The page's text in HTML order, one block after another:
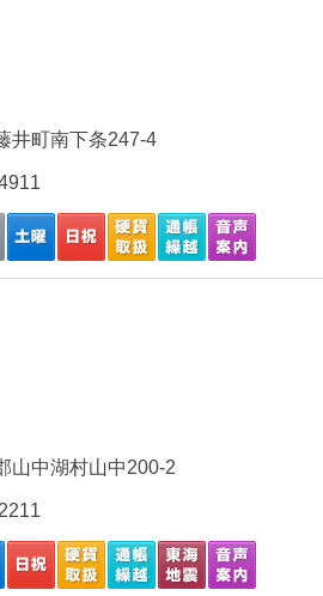
井町南下条247-4
山中湖村山中200-2